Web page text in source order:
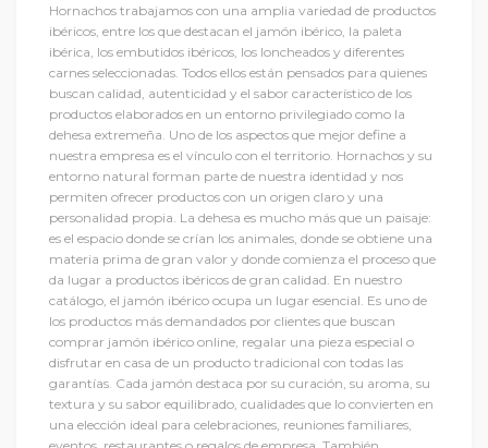
Hornachos trabajamos con una amplia variedad de productos
ibéricos, entre los que destacan el jamón ibérico, la paleta
ibérica, los embutidos ibéricos, los loncheados y diferentes
carnes seleccionadas. Todos ellos están pensados para quienes
buscan calidad, autenticidad y el sabor característico de los
productos elaborados en un entorno privilegiado como la
dehesa extremeña. Uno de los aspectos que mejor define a
nuestra empresa es el vínculo con el territorio. Hornachos y su
entorno natural forman parte de nuestra identidad y nos
permiten ofrecer productos con un origen claro y una
personalidad propia. La dehesa es mucho más que un paisaje:
es el espacio donde se crían los animales, donde se obtiene una
materia prima de gran valor y donde comienza el proceso que
da lugar a productos ibéricos de gran calidad. En nuestro
catálogo, el jamón ibérico ocupa un lugar esencial. Es uno de
los productos más demandados por clientes que buscan
comprar jamón ibérico online, regalar una pieza especial o
disfrutar en casa de un producto tradicional con todas las
garantías. Cada jamón destaca por su curación, su aroma, su
textura y su sabor equilibrado, cualidades que lo convierten en
una elección ideal para celebraciones, reuniones familiares,